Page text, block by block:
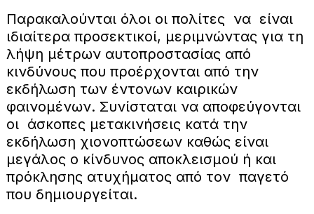
Παρακαλούνται όλοι οι πολίτες να είναι
ιδιαίτερα προσεκτικοί, μεριμνώντας για τη
λήψη μέτρων αυτοπροστασίας από
κινδύνους που προέρχονται από την
εκδήλωση των έντονων καιρικών
φαινομένων. Συνίσταται να αποφεύγονται
οι άσκοπες μετακινήσεις κατά την
εκδήλωση χιονοπτώσεων καθώς είναι
μεγάλος ο κίνδυνος αποκλεισμού ή και
πρόκλησης ατυχήματος από τον παγετό
που δημιουργείται.